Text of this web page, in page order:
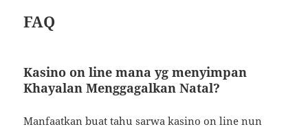
FAQ
Kasino on line mana yg menyimpan
Khayalan Menggagalkan Natal?
Manfaatkan buat tahu sarwa kasino on line nun